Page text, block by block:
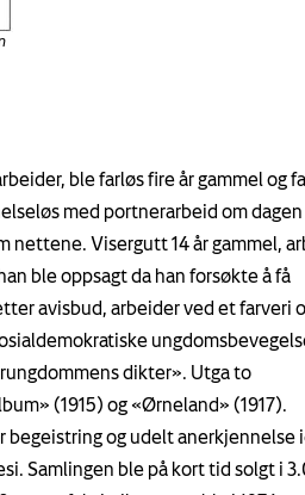
ble farløs fire år gammel og
med portnerarbeid om dagen
nettene. Visergutt 14 år gammel,
ble oppsagt da han forsøkte å få
avisbud, arbeider ved et farveri
dikter». Utga to
(1915) og «Ørneland» (1917).
og udelt anerkjennelse
Samlingen ble på kort tid solgt i